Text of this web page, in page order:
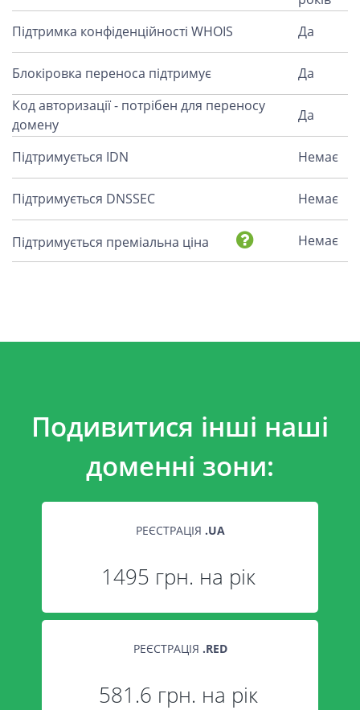
Підтримка конфіденційності WHOIS
Да
Блокіровка переноса підтримує
Да
Код авторизації - потрібен для переносу
домену
Да
Підтримується IDN Немає
Підтримується DNSSEC Немає
Підтримується преміальна ціна Немає
Подивитися інші наші
доменні зони:
РЕЄСТРАЦІЯ .UA
1495 грн. на рік
РЕЄСТРАЦІЯ .RED
581.6 грн. на рік